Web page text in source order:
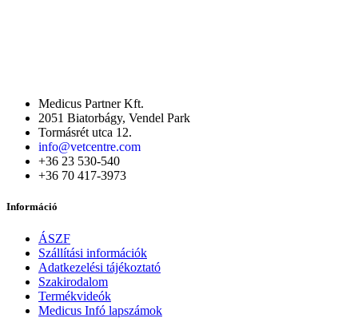
Medicus Partner Kft.
2051 Biatorbágy, Vendel Park
Tormásrét utca 12.
info@vetcentre.com
+36 23 530-540
+36 70 417-3973
Információ
ÁSZF
Szállítási információk
Adatkezelési tájékoztató
Szakirodalom
Termékvideók
Medicus Infó lapszámok